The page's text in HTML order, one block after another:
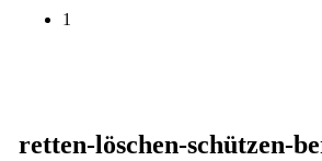
1
retten-löschen-schützen-